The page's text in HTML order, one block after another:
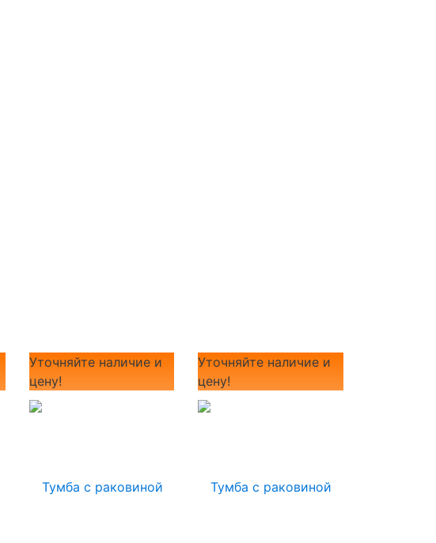
Уточняйте наличие и
цену!
Уточняйте наличие и
цену!